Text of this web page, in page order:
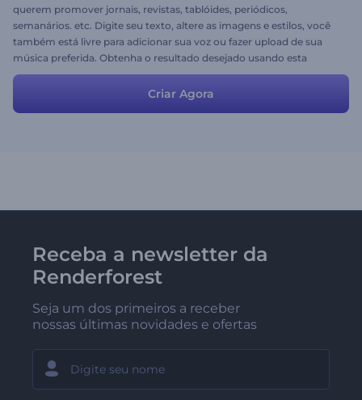
querem promover jornais, revistas, tablóides, periódicos,
semanários. etc. Digite seu texto, altere as imagens e estilos, você
também está livre para adicionar sua voz ou fazer upload de sua
música preferida. Obtenha o resultado desejado usando esta
predefinição como base :)
Criar Agora
Receba a newsletter da
Renderforest
Seja um dos primeiros a receber
nossas últimas novidades e ofertas